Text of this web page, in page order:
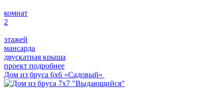
комнат
2
этажей
мансарда
двускатная крыша
проект подробнее
Дом из бруса 6х6 «Садовый»